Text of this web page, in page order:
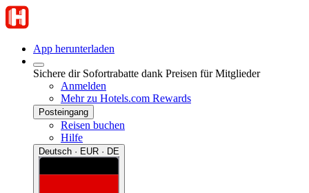
App herunterladen
Sichere dir Sofortrabatte dank Preisen für Mitglieder
Anmelden
Mehr zu Hotels.com Rewards
Posteingang
Reisen buchen
Hilfe
Deutsch · EUR · DE